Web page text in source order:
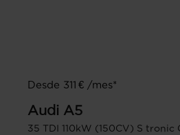
Desde 311 € /mes*
Audi A5
35 TDI 110kW (150CV) S tronic